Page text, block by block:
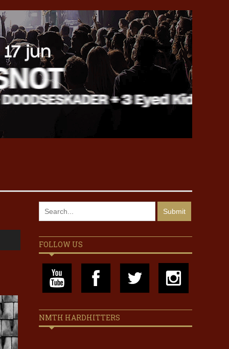
FOLLOW US
NMTH HARDHITTERS